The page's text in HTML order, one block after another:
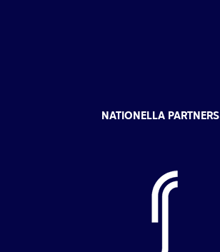
NATIONELLA PARTNERS